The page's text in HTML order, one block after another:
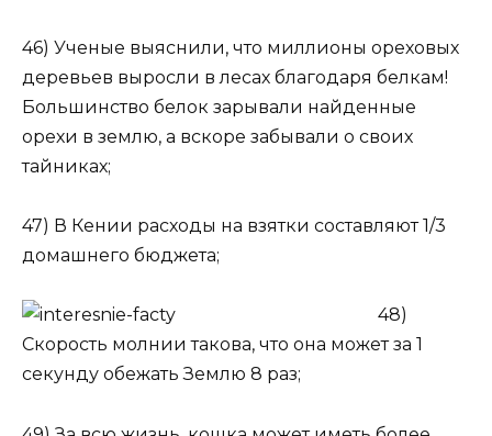
46) Ученые выяснили, что миллионы ореховых
деревьев выросли в лесах благодаря белкам!
Большинство белок зарывали найденные
орехи в землю, а вскоре забывали о своих
тайниках;
47) В Кении расходы на взятки составляют 1/3
домашнего бюджета;
48)
Скорость молнии такова, что она может за 1
секунду обежать Землю 8 раз;